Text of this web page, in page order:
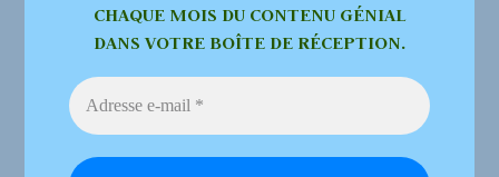
CHAQUE MOIS DU CONTENU GÉNIAL
DANS VOTRE BOÎTE DE RÉCEPTION.